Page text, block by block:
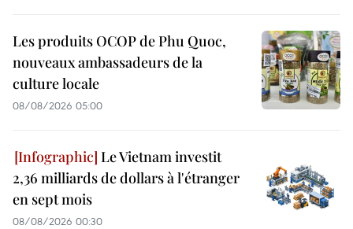
Les produits OCOP de Phu Quoc,
nouveaux ambassadeurs de la
culture locale
08/08/2026 05:00
Le Vietnam investit
2,36 milliards de dollars à l'étranger
en sept mois
08/08/2026 00:30